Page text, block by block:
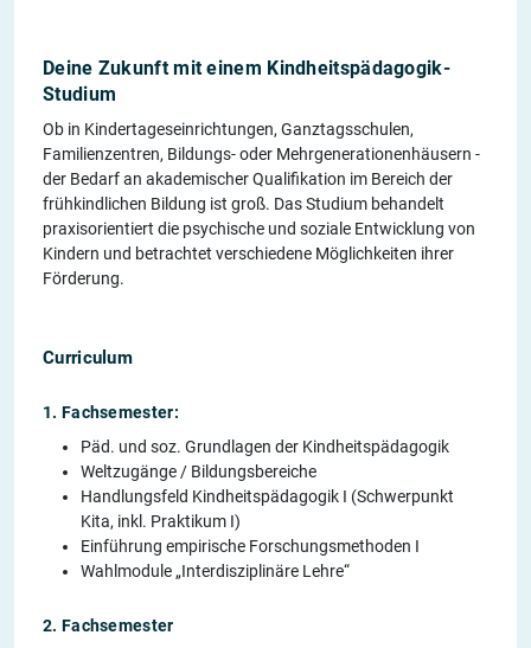
Deine Zukunft mit einem Kindheitspädagogik-
Studium
Ob in Kindertageseinrichtungen, Ganztagsschulen,
Familienzentren, Bildungs- oder Mehrgenerationenhäusern -
der Bedarf an akademischer Qualifikation im Bereich der
frühkindlichen Bildung ist groß. Das Studium behandelt
praxisorientiert die psychische und soziale Entwicklung von
Kindern und betrachtet verschiedene Möglichkeiten ihrer
Förderung.
Curriculum
1. Fachsemester:
Päd. und soz. Grundlagen der Kindheitspädagogik
Weltzugänge / Bildungsbereiche
Handlungsfeld Kindheitspädagogik I (Schwerpunkt
Kita, inkl. Praktikum I)
Einführung empirische Forschungsmethoden I
Wahlmodule „Interdisziplinäre Lehre“
2. Fachsemester